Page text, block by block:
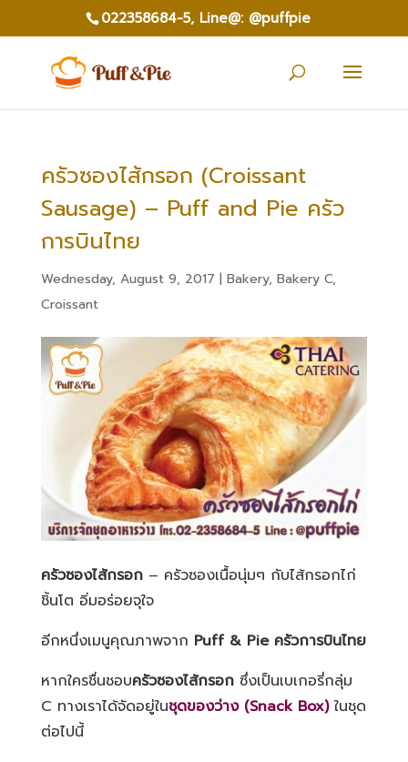
022358684-5, Line@: @puffpie
ครัวซองไส้กรอก (Croissant
Sausage) – Puff and Pie ครัว
การบินไทย
Wednesday, August 9, 2017 | Bakery, Bakery C,
Croissant
ครัวซองไส้กรอก– ครัวซองเนื้อนุ่มๆ กับไส้กรอกไก่
ชิ้นโต อิ่มอร่อยจุใจ
อีกหนึ่งเมนูคุณภาพจาก Puff & Pie ครัวการบินไทย
หากใครชื่นชอบครัวซองไส้กรอกซึ่งเป็นเบเกอรี่กลุ่ม
C ทางเราได้จัดอยู่ในชุดของว่าง (Snack Box)ในชุด
ต่อไปนี้